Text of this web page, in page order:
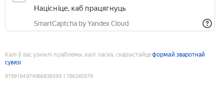
Націсніце, каб працягнуць
SmartCaptcha by Yandex Cloud
Калі ў вас узніклі праблемы, калі ласка, скарыстайцеформай зваротнай
сувязі
9199184974966836593:1786345979